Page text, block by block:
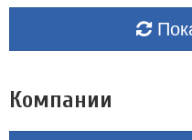
Компании